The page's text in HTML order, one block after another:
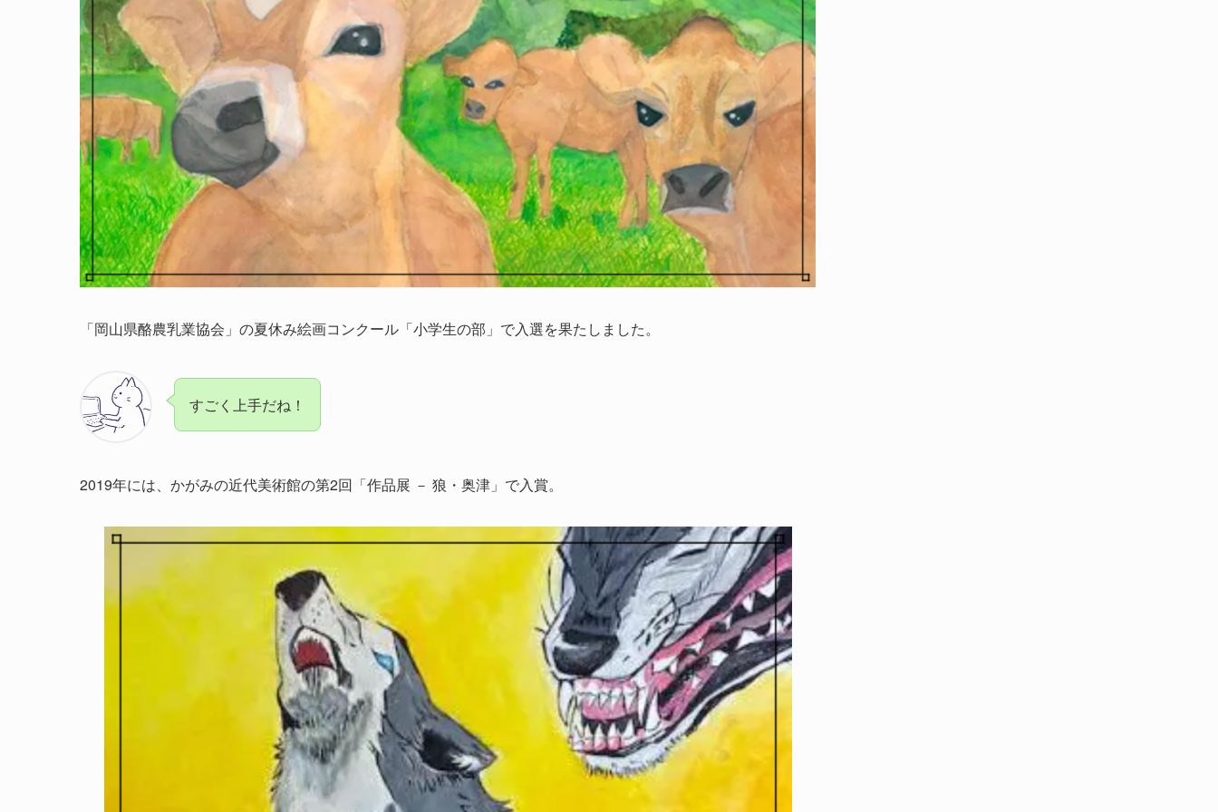
「岡山県酪農乳業協会」の夏休み絵画コンクール「小学生の部」で入選を果たしました。
すごく上手だね！
2019年には、かがみの近代美術館の第2回「作品展 － 狼・奥津」で入賞。